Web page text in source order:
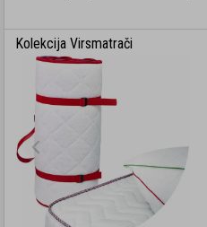
Kolekcija Virsmatrači